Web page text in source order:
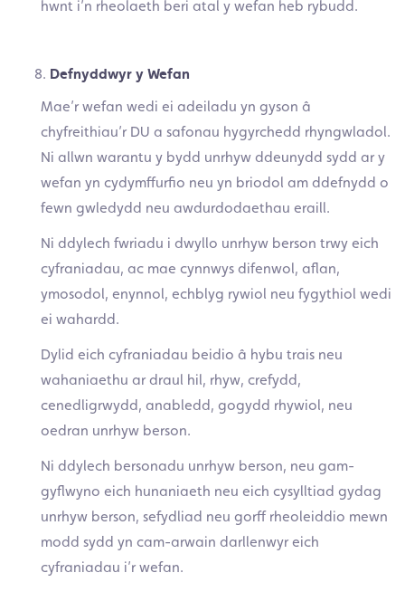
hwnt i’n rheolaeth beri atal y wefan heb rybudd.
Defnyddwyr y Wefan
Mae’r wefan wedi ei adeiladu yn gyson â
chyfreithiau’r DU a safonau hygyrchedd rhyngwladol.
Ni allwn warantu y bydd unrhyw ddeunydd sydd ar y
wefan yn cydymffurfio neu yn briodol am ddefnydd o
fewn gwledydd neu awdurdodaethau eraill.
Ni ddylech fwriadu i dwyllo unrhyw berson trwy eich
cyfraniadau, ac mae cynnwys difenwol, aflan,
ymosodol, enynnol, echblyg rywiol neu fygythiol wedi
ei wahardd.
Dylid eich cyfraniadau beidio â hybu trais neu
wahaniaethu ar draul hil, rhyw, crefydd,
cenedligrwydd, anabledd, gogydd rhywiol, neu
oedran unrhyw berson.
Ni ddylech bersonadu unrhyw berson, neu gam-
gyflwyno eich hunaniaeth neu eich cysylltiad gydag
unrhyw berson, sefydliad neu gorff rheoleiddio mewn
modd sydd yn cam-arwain darllenwyr eich
cyfraniadau i’r wefan.